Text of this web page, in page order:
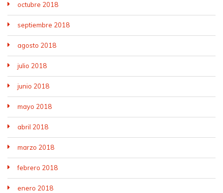
octubre 2018
septiembre 2018
agosto 2018
julio 2018
junio 2018
mayo 2018
abril 2018
marzo 2018
febrero 2018
enero 2018